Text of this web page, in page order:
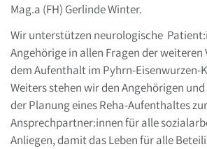
Mag.a (FH) Gerlinde Winter.
Wir unterstützen neurologische
Angehörige in allen Fragen der weiteren
dem Aufenthalt im Pyhrn-Eisenwurzen-
Weiters stehen wir den Angehörigen
der Planung eines Reha-Aufenthaltes
Ansprechpartner:innen für alle
Anliegen, damit das Leben für alle